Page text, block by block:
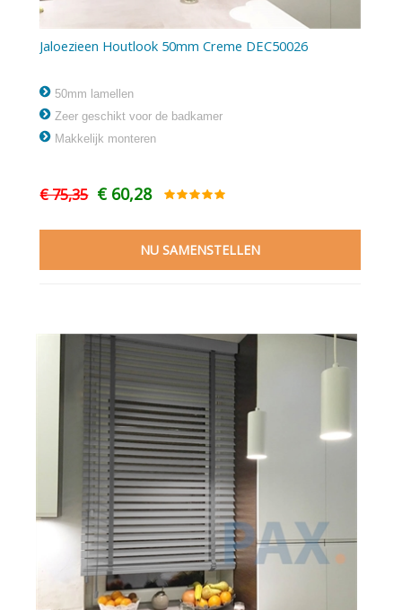
Jaloezieen Houtlook 50mm Creme DEC50026
50mm lamellen
Zeer geschikt voor de badkamer
Makkelijk monteren
€ 75,35 € 60,28